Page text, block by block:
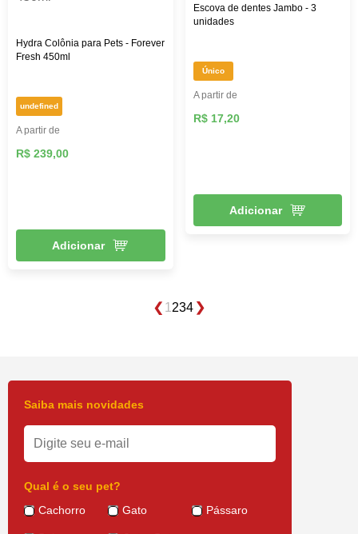
Hydra Colônia para Pets - Forever
Fresh 450ml
undefined
A partir de
R$ 239,00
Adicionar
Escova de dentes Jambo - 3
unidades
Único
A partir de
R$ 17,20
Adicionar
1 234
Saiba mais novidades
Qual é o seu pet?
Cachorro
Gato Pássaro